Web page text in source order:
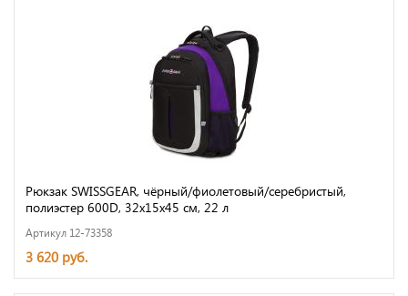
Рюкзак SWISSGEAR, чёрный/фиолетовый/серебристый,
полиэстер 600D, 32х15х45 см, 22 л
Артикул 12-73358
3 620 руб.